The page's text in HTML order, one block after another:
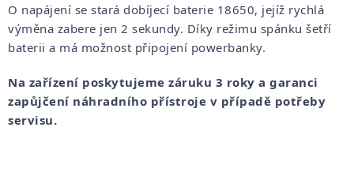
O napájení se stará dobíjecí baterie 18650, jejíž rychlá
výměna zabere jen 2 sekundy. Díky režimu spánku šetří
baterii a má možnost připojení powerbanky.
Na zařízení poskytujeme záruku 3 roky a garanci
zapůjčení náhradního přístroje v případě potřeby
servisu.